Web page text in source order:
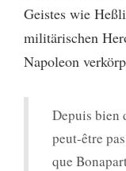
Geistes wie
militärischen
Napoleon
Depuis bien
peut-être
que